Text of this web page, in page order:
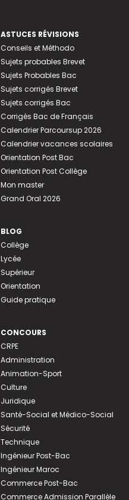
ASTUCES RÉVISIONS
Conseils et Méthodo
Sujets probables Brevet
Sujets Probables Bac
Sujets corrigés Brevet
Sujets corrigés Bac
Corrigés Bac de Français
Calendrier Parcoursup 2026
Calendrier vacances scolaires
Orientation Post Bac
Orientation Post Collège
Mon master
Grand Oral 2026
BLOG
Collège
Lycée
Supérieur
Orientation
Guide pratique
CONCOURS
CRPE
Administration
Animation-Sport
Culture
Juridique
Santé-Social et Médico-Social
Sécurité
Technique
Ingénieur Post-Bac
Ingénieur Maroc
Commerce Post-Bac
Commerce Admission Parallèle